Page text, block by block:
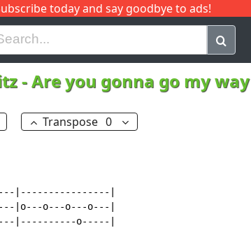
today and say goodbye to ads!
I J Q
-Are you gonna go my way
Transpose 0
|----------------|
|o---o---o---o---|
|----------o-----|